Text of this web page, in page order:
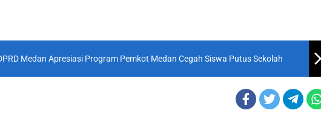
Medan Apresiasi Program Pemkot Medan Cegah Siswa Putus Sekolah